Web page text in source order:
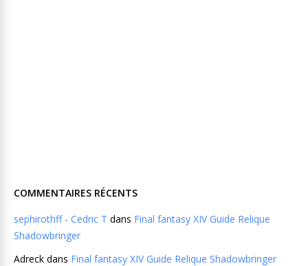
COMMENTAIRES RÉCENTS
sephirothff - Cedric T dans Final fantasy XIV Guide Relique
Shadowbringer
Adreck dans Final fantasy XIV Guide Relique Shadowbringer